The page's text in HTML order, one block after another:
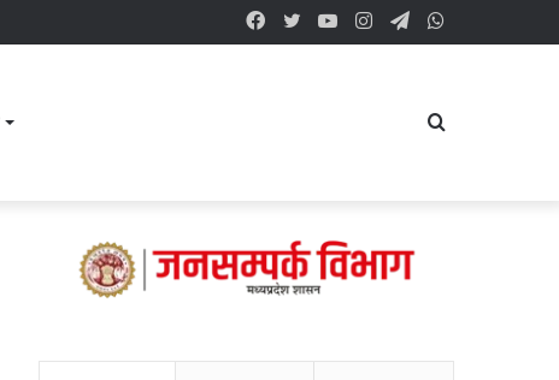
Telegram
Instagram
YouTube
Twitter
Facebook
Search